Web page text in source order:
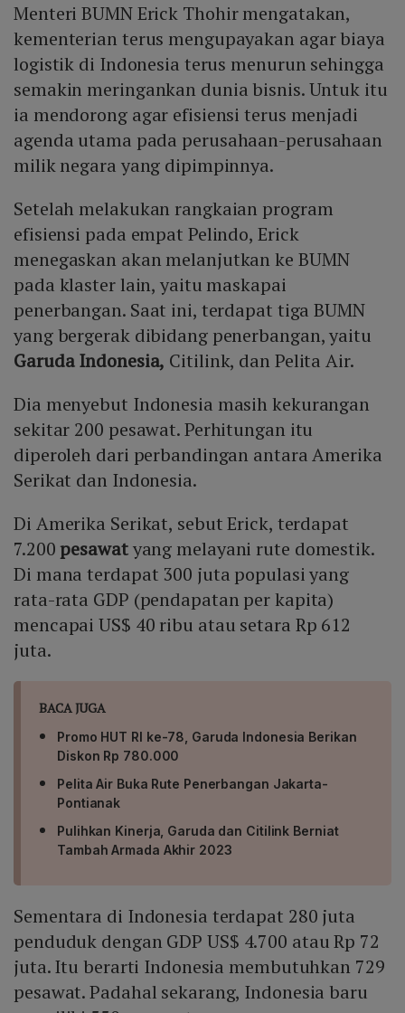
Menteri BUMN Erick Thohir mengatakan,
kementerian terus mengupayakan agar biaya
logistik di Indonesia terus menurun sehingga
semakin meringankan dunia bisnis. Untuk itu
ia mendorong agar efisiensi terus menjadi
agenda utama pada perusahaan-perusahaan
milik negara yang dipimpinnya.
Setelah melakukan rangkaian program
efisiensi pada empat Pelindo, Erick
menegaskan akan melanjutkan ke BUMN
pada klaster lain, yaitu maskapai
penerbangan. Saat ini, terdapat tiga BUMN
yang bergerak dibidang penerbangan, yaitu
Garuda Indonesia, Citilink, dan Pelita Air.
Dia menyebut Indonesia masih kekurangan
sekitar 200 pesawat. Perhitungan itu
diperoleh dari perbandingan antara Amerika
Serikat dan Indonesia.
Di Amerika Serikat, sebut Erick, terdapat
7.200pesawatyang melayani rute domestik.
Di mana terdapat 300 juta populasi yang
rata-rata GDP (pendapatan per kapita)
mencapai US$ 40 ribu atau setara Rp 612
juta.
BACA JUGA
Promo HUT RI ke-78, Garuda Indonesia Berikan
Diskon Rp 780.000
Pelita Air Buka Rute Penerbangan Jakarta-
Pontianak
Pulihkan Kinerja, Garuda dan Citilink Berniat
Tambah Armada Akhir 2023
Sementara di Indonesia terdapat 280 juta
penduduk dengan GDP US$ 4.700 atau Rp 72
juta. Itu berarti Indonesia membutuhkan 729
pesawat. Padahal sekarang, Indonesia baru